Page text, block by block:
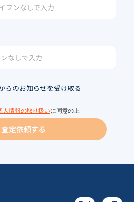
らのお知らせを受け取る
人情報の取り扱いに同意の上
査定依頼する